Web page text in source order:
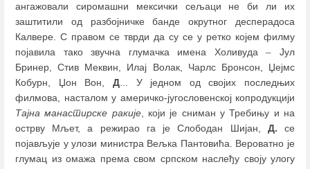
ангажовали сиромашни мексички сељаци не би ли их
заштитили од разбојничке банде окрутног десперадоса
Калвере. С правом се тврди да су се у ретко којем филму
појавила тако звучна глумачка имена Холивуда– Јул
Бринер, Стив Меквин, Илај Волак, Чарлс Бронсон, Џејмс
Кобурн, Џон Вон, Д... У једном од својих последњих
филмова, насталом у америчко-југословенској копродукцији
Тајна манастирске ракије, који је сниман у Требињу и на
острву Мљет, а режирао га је Слободан Шијан, Д. се
појављује у улози министра Вељка Пантовића. Вероватно је
глумац из омажа према свом српском наслеђу своју улогу